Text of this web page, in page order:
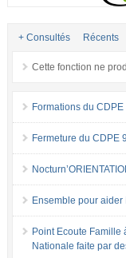
+ Consultés Récents
Cette fonction ne
Formations du
Fermeture du CDPE
Ensemble pour aider
Point Ecoute Famille
Nationale faite par